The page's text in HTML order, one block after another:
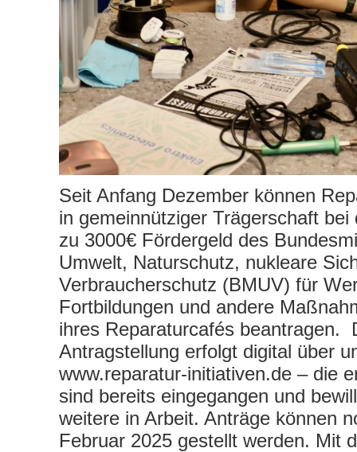
Seit Anfang Dezember können
in gemeinnütziger Trägerschaft
zu 3000€ Fördergeld des
Umwelt, Naturschutz, nukleare
Verbraucherschutz (BMUV) für
Fortbildungen und andere
ihres Reparaturcafés beantragen.
Antragstellung erfolgt digital über
www.reparatur-initiativen.de – die
sind bereits eingegangen und
weitere in Arbeit. Anträge können
Februar 2025 gestellt werden. Mit